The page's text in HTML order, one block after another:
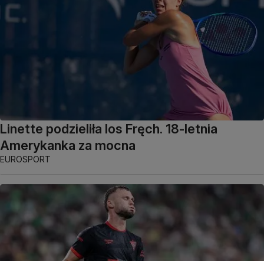
Linette podzieliła los Fręch. 18-letnia
Amerykanka za mocna
EUROSPORT